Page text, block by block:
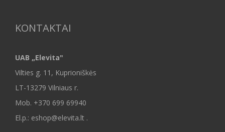
KONTAKTAI
UAB „Elevita"
Vilties g. 11, Kuprioniškės
LT-13279 Vilniaus r.
Mob. +370 699 69940
El.p.: eshop@elevita.lt .